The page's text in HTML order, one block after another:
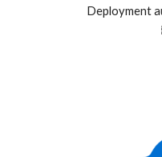
Deployment